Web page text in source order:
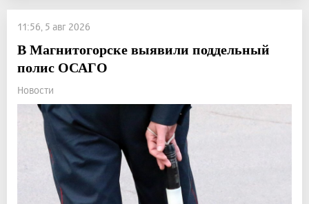
11:56, 5 авг 2026
В Магнитогорске выявили поддельный
полис ОСАГО
Новости